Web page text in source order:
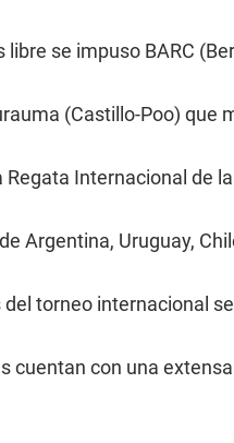
libre se impuso BARC
(Castillo-Poo) que
Regata Internacional de
Argentina, Uruguay,
del torneo internacional
cuentan con una